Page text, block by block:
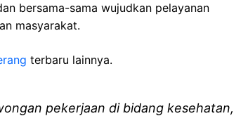
bersama-sama wujudkan pelayanan
masyarakat.
terbaru lainnya.
pekerjaan di bidang kesehatan,